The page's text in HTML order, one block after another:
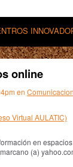
online
en
Virtual AULATIC)
en
(a)